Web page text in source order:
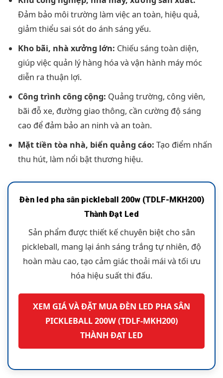
Đảm bảo môi trường làm việc an toàn, hiệu quả,
giảm thiểu sai sót do ánh sáng yếu.
Kho bãi, nhà xưởng lớn: Chiếu sáng toàn diện,
giúp việc quản lý hàng hóa và vận hành máy móc
diễn ra thuận lợi.
Công trình công cộng: Quảng trường, công viên,
bãi đỗ xe, đường giao thông, cần cường độ sáng
cao để đảm bảo an ninh và an toàn.
Mặt tiền tòa nhà, biển quảng cáo: Tạo điểm nhấn
thu hút, làm nổi bật thương hiệu.
Đèn led pha sân pickleball 200w (TDLF-MKH200)
Thành Đạt Led
Sản phẩm được thiết kế chuyên biệt cho sân
pickleball, mang lại ánh sáng trắng tự nhiên, độ
hoàn màu cao, tạo cảm giác thoải mái và tối ưu
hóa hiệu suất thi đấu.
XEM GIÁ VÀ ĐẶT MUA ĐÈN LED PHA SÂN
PICKLEBALL 200W (TDLF-MKH200)
THÀNH ĐẠT LED